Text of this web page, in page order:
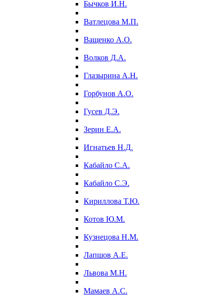
Бычков И.Н.
Ватлецова М.П.
Ващенко А.О.
Волков Д.А.
Глазырина А.Н.
Горбунов А.О.
Гусев Д.Э.
Зерин Е.А.
Игнатьев Н.Д.
Кабайло С.А.
Кабайло С.Э.
Кириллова Т.Ю.
Котов Ю.М.
Кузнецова Н.М.
Лапшов А.Е.
Львова М.Н.
Мамаев А.С.